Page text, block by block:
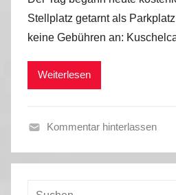
n
M
a
Stellplatz getarnt als
keine Gebühren an:
Weiterlesen
o
Kommentar hinterlassen
Suchen